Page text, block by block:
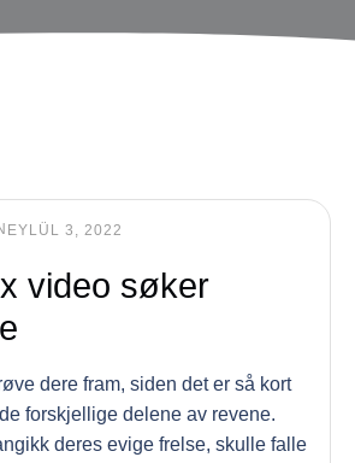
EYLÜL 3, 2022
video søker
dere fram, siden det er så kort
forskjellige delene av revene.
deres evige frelse, skulle falle